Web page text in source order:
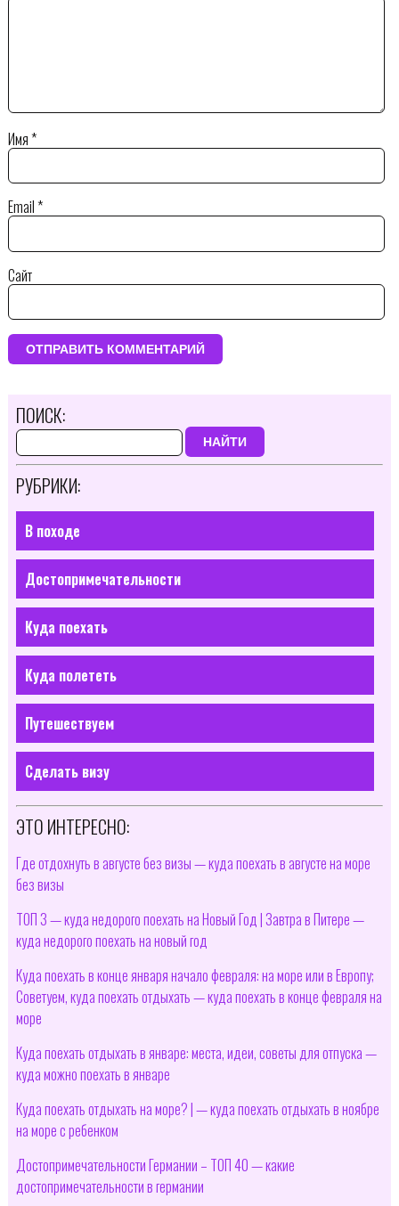
Имя*
Email*
Сайт
ПОИСК:
НАЙТИ
РУБРИКИ:
В походе
Достопримечательности
Куда поехать
Куда полететь
Путешествуем
Сделать визу
ЭТО ИНТЕРЕСНО:
Где отдохнуть в августе без визы — куда поехать в августе на море
без визы
ТОП 3 — куда недорого поехать на Новый Год | Завтра в Питере —
куда недорого поехать на новый год
Куда поехать в конце января начало февраля: на море или в Европу;
Советуем, куда поехать отдыхать — куда поехать в конце февраля на
море
Куда поехать отдыхать в январе: места, идеи, советы для отпуска —
куда можно поехать в январе
Куда поехать отдыхать на море? | — куда поехать отдыхать в ноябре
на море с ребенком
Достопримечательности Германии – ТОП 40 — какие
достопримечательности в германии